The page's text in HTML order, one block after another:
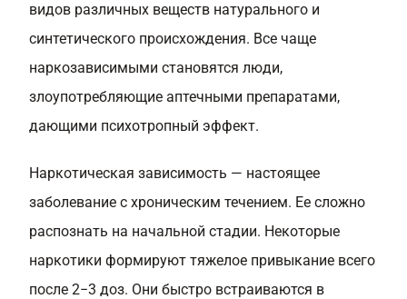
видов различных веществ натурального и
синтетического происхождения. Все чаще
наркозависимыми становятся люди,
злоупотребляющие аптечными препаратами,
дающими психотропный эффект.
Наркотическая зависимость — настоящее
заболевание с хроническим течением. Ее сложно
распознать на начальной стадии. Некоторые
наркотики формируют тяжелое привыкание всего
после 2−3 доз. Они быстро встраиваются в